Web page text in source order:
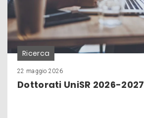
Ricerca
22 maggio 2026
Dottorati UniSR 2026-2027